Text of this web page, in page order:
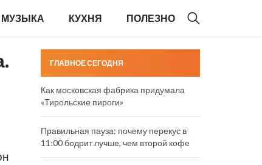
МУЗЫКА КУХНЯ ПОЛЕЗНО
ГЛАВНОЕ СЕГОДНЯ
Как московская фабрика придумала
«Тирольские пироги»
Правильная пауза: почему перекус в
11:00 бодрит лучше, чем второй кофе